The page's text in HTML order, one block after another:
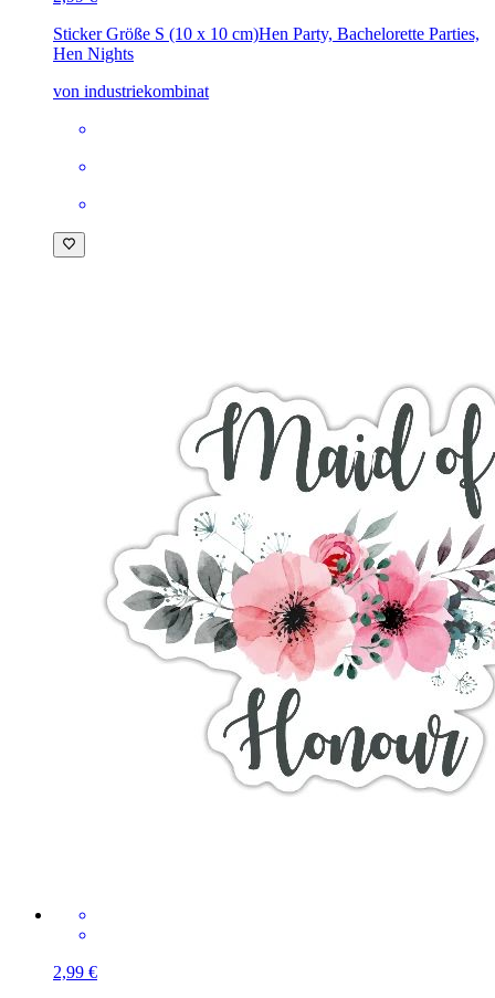
Sticker Größe S (10 x 10 cm)Hen Party, Bachelorette Parties,
Hen Nights
von industriekombinat
2,99 €